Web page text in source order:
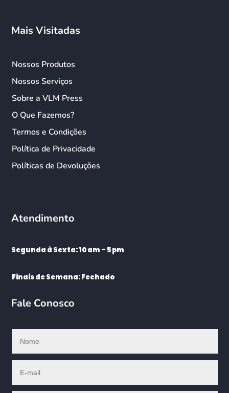
Mais Visitadas
Nossos Produtos
Nossos Serviços
Sobre a VLM Press
O Que Fazemos?
Termos e Condições
Política de Privacidade
Políticas de Devoluções
Atendimento
Segunda à Sexta: 10 am – 5 pm
Finais de Semana: Fechado
Fale Conosco